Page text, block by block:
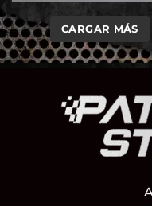
CARGAR MÁS